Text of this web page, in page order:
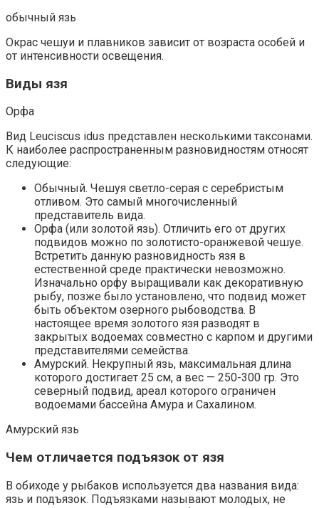
обычный язь
Окрас чешуи и плавников зависит от возраста особей и
от интенсивности освещения.
Виды язя
Орфа
Вид Leuciscus idus представлен несколькими таксонами.
К наиболее распространенным разновидностям относят
следующие:
Обычный. Чешуя светло-серая с серебристым
отливом. Это самый многочисленный
представитель вида.
Орфа (или золотой язь). Отличить его от других
подвидов можно по золотисто-оранжевой чешуе.
Встретить данную разновидность язя в
естественной среде практически невозможно.
Изначально орфу выращивали как декоративную
рыбу, позже было установлено, что подвид может
быть объектом озерного рыбоводства. В
настоящее время золотого язя разводят в
закрытых водоемах совместно с карпом и другими
представителями семейства.
Амурский. Некрупный язь, максимальная длина
которого достигает 25 см, а вес — 250-300 гр. Это
северный подвид, ареал которого ограничен
водоемами бассейна Амура и Сахалином.
Амурский язь
Чем отличается подъязок от язя
В обиходе у рыбаков используется два названия вида:
язь и подъязок. Подъязками называют молодых, не